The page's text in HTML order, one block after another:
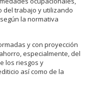
del trabajo y utilizando
la normativa
y con proyección
especialmente, del
los riesgos y
así como de la